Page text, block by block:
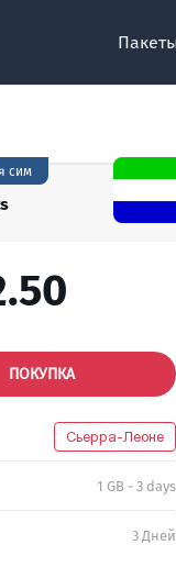
сим
ПОКУПКА
Сьерра-Леоне
1 GB - 3 days
3 Дней